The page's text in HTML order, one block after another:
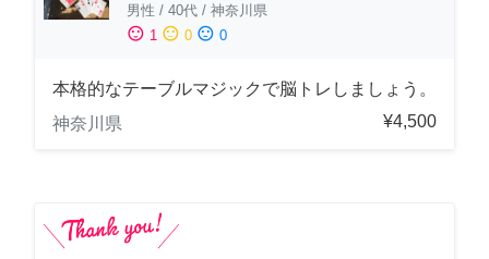
男性 / 40代 / 神奈川県
sentiment_satisfied 1 sentiment_neutral 0 sentiment_dissatisfied 0
本格的なテーブルマジックで脳トレしましょう。
神奈川県
¥4,500